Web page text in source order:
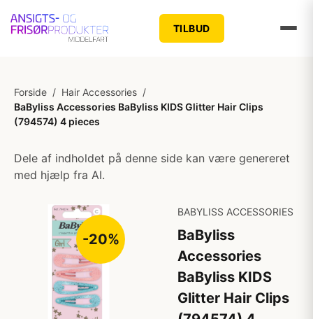
TILBUD
Forside / Hair Accessories /
BaByliss Accessories BaByliss KIDS Glitter Hair Clips
(794574) 4 pieces
Dele af indholdet på denne side kan være genereret
med hjælp fra AI.
-20%
BABYLISS ACCESSORIES
BaByliss
Accessories
BaByliss KIDS
Glitter Hair Clips